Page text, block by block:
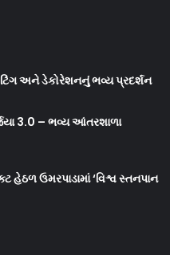
અને ડેકોરેશનનું ભવ્ય પ્રદર્શન
3.0 – ભવ્ય આંતરશાળા
ઉમરપાડામાં ‘વિશ્વ સ્તનપાન